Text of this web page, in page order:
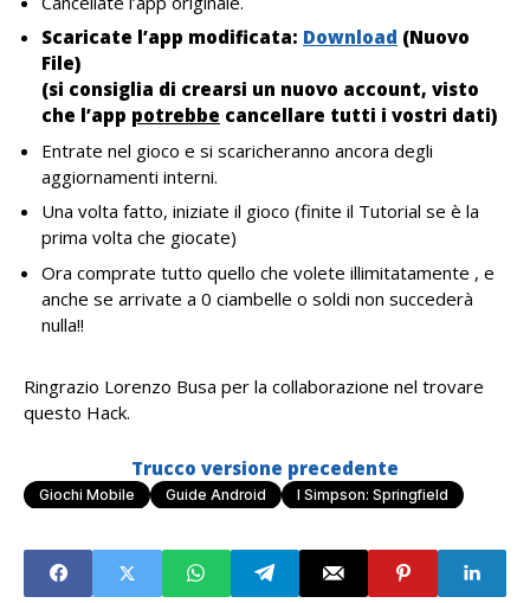
Scaricate l’app modificata: Download (Nuovo
File)
(si consiglia di crearsi un nuovo account, visto
che l’app potrebbe cancellare tutti i vostri dati)
Entrate nel gioco e si scaricheranno ancora degli
aggiornamenti interni.
Una volta fatto, iniziate il gioco (finite il Tutorial se è la
prima volta che giocate)
Ora comprate tutto quello che volete illimitatamente , e
anche se arrivate a 0 ciambelle o soldi non succederà
nulla!!
Ringrazio Lorenzo Busa per la collaborazione nel trovare
questo Hack.
Trucco versione precedente
Giochi Mobile Guide Android I Simpson: Springfield